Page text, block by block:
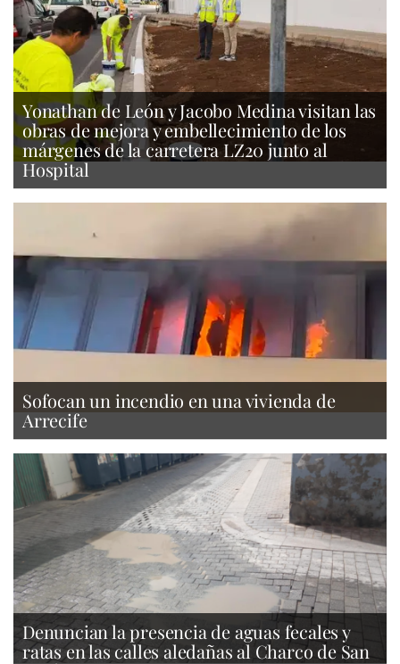
Yonathan de León y Jacobo Medina visitan las
obras de mejora y embellecimiento de los
márgenes de la carretera LZ20 junto al
Hospital
Sofocan un incendio en una vivienda de
Arrecife
Denuncian la presencia de aguas fecales y
ratas en las calles aledañas al Charco de San